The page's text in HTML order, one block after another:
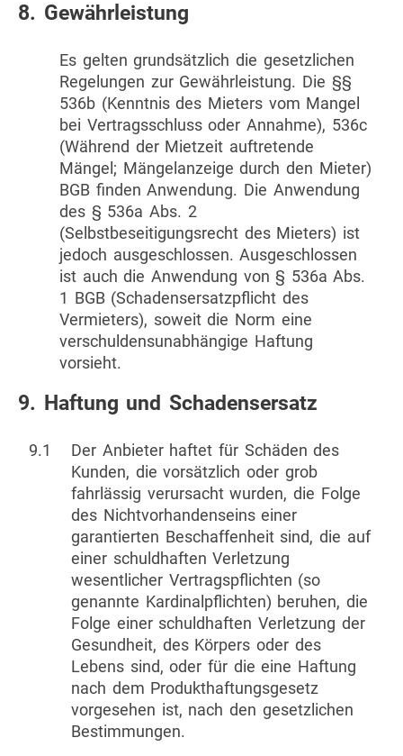
8. Gewährleistung
Es gelten grundsätzlich die gesetzlichen
Regelungen zur Gewährleistung. Die §§
536b (Kenntnis des Mieters vom Mangel
bei Vertragsschluss oder Annahme), 536c
(Während der Mietzeit auftretende
Mängel; Mängelanzeige durch den Mieter)
BGB finden Anwendung. Die Anwendung
des § 536a Abs. 2
(Selbstbeseitigungsrecht des Mieters) ist
jedoch ausgeschlossen. Ausgeschlossen
ist auch die Anwendung von § 536a Abs.
1 BGB (Schadensersatzpflicht des
Vermieters), soweit die Norm eine
verschuldensunabhängige Haftung
vorsieht.
9. Haftung und Schadensersatz
9.1
Der Anbieter haftet für Schäden des
Kunden, die vorsätzlich oder grob
fahrlässig verursacht wurden, die Folge
des Nichtvorhandenseins einer
garantierten Beschaffenheit sind, die auf
einer schuldhaften Verletzung
wesentlicher Vertragspflichten (so
genannte Kardinalpflichten) beruhen, die
Folge einer schuldhaften Verletzung der
Gesundheit, des Körpers oder des
Lebens sind, oder für die eine Haftung
nach dem Produkthaftungsgesetz
vorgesehen ist, nach den gesetzlichen
Bestimmungen.